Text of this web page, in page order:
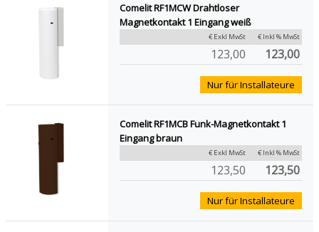
Comelit RF1MCW Drahtloser
Magnetkontakt 1 Eingang weiß
€ Exkl MwSt € Inkl % MwSt
123,00 123,00
Nur für Installateure
Comelit RF1MCB Funk-Magnetkontakt 1
Eingang braun
€ Exkl MwSt € Inkl % MwSt
123,50 123,50
Nur für Installateure